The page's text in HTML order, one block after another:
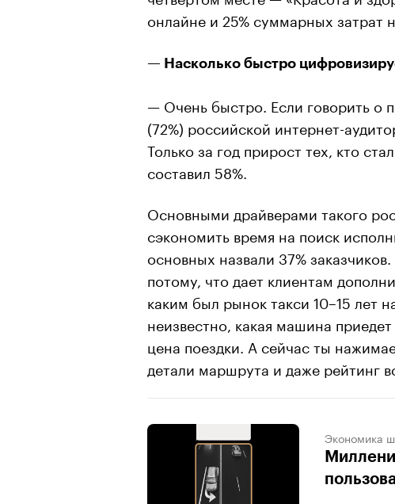
онлайне и 25% суммарных затрат
— Насколько быстро
— Очень быстро. Если говорить о
(72%) российской интернет-
Только за год прирост тех, кто
составил 58%.
Основными драйверами такого
сэкономить время на поиск
основных назвали 37%
потому, что дает клиентам
каким был рынок такси 10–15 лет
неизвестно, какая машина
цена поездки. А сейчас ты
детали маршрута и даже рейтинг
Экономика